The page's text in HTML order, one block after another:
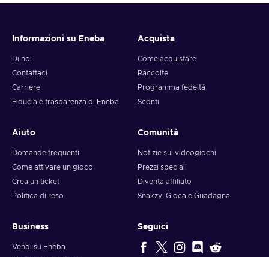
Informazioni su Eneba
Di noi
Contattaci
Carriere
Fiducia e trasparenza di Eneba
Acquista
Come acquistare
Raccolte
Programma fedeltà
Sconti
Aiuto
Domande frequenti
Come attivare un gioco
Crea un ticket
Politica di reso
Comunità
Notizie sui videogiochi
Prezzi speciali
Diventa affiliato
Snakzy: Gioca e Guadagna
Business
Vendi su Eneba
Seguici